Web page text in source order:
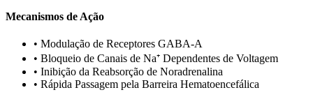
Mecanismos de Ação
• Modulação de Receptores GABA-A
• Bloqueio de Canais de Na⁺ Dependentes de Voltagem
• Inibição da Reabsorção de Noradrenalina
• Rápida Passagem pela Barreira Hematoencefálica